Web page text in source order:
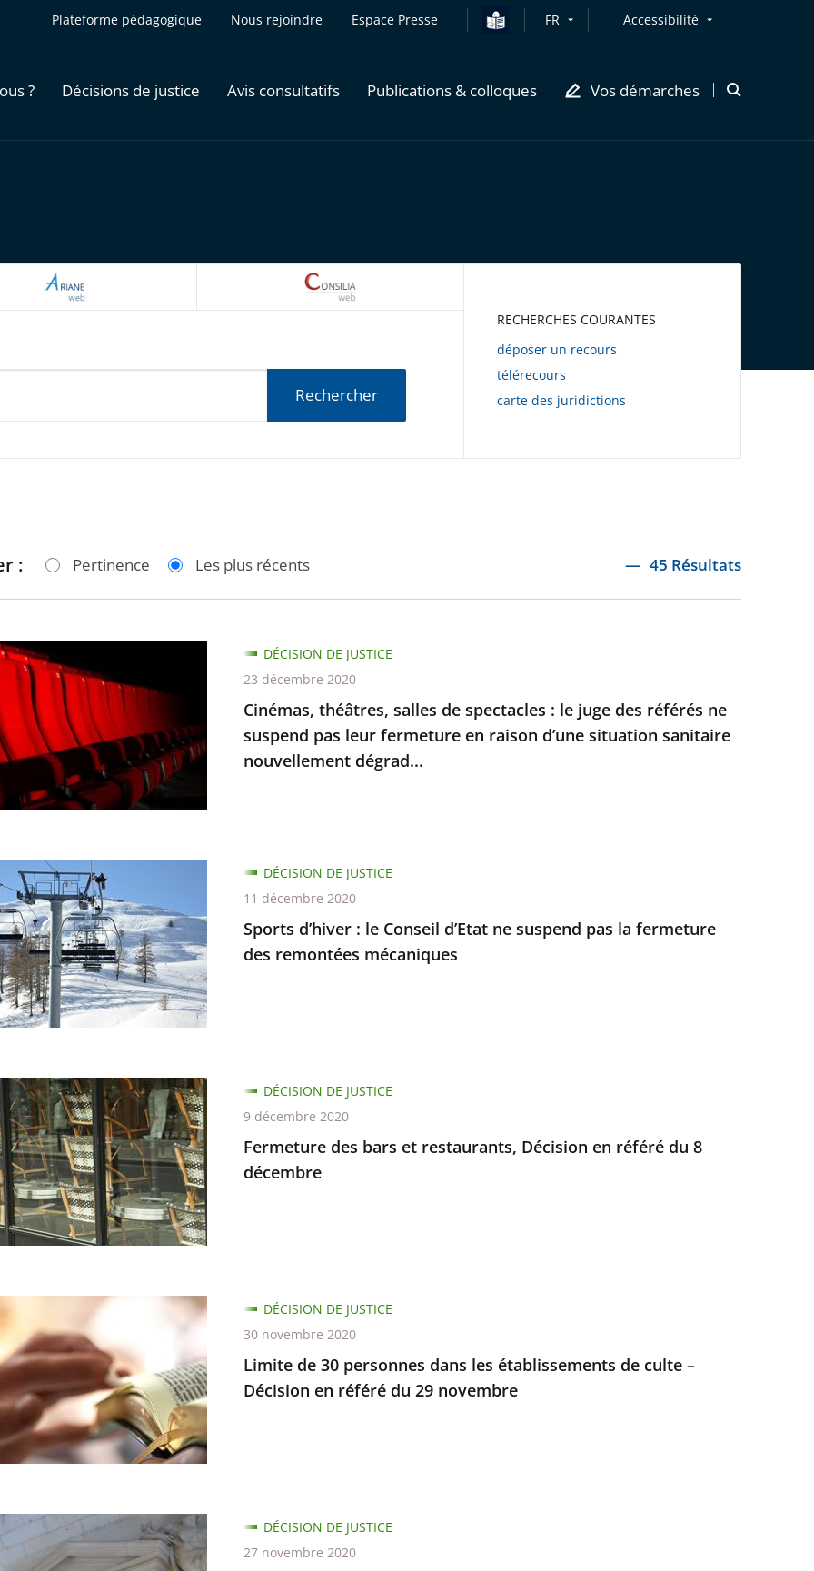
Plateforme pédagogique Nous rejoindre Espace Presse FR Accessibilité
? Décisions de justice Avis consultatifs Publications & colloques Vos démarches
Ouvrir
ARIANEWEB
Rechercher
RECHERCHES COURANTES
déposer un recours
télérecours
carte des juridictions
: Pertinence Les plus récents 45 Résultats
Cinémas, théâtres, salles de spectacles : le juge des référés ne
suspend pas leur fermeture en raison d’une situation sanitaire
nouvellement dégrad...
DÉCISION DE JUSTICE
23 décembre 2020
Sports d’hiver : le Conseil d’Etat ne suspend pas la fermeture
des remontées mécaniques
DÉCISION DE JUSTICE
11 décembre 2020
Fermeture des bars et restaurants, Décision en référé du 8
décembre
DÉCISION DE JUSTICE
9 décembre 2020
Limite de 30 personnes dans les établissements de culte –
Décision en référé du 29 novembre
DÉCISION DE JUSTICE
30 novembre 2020
DÉCISION DE JUSTICE
27 novembre 2020